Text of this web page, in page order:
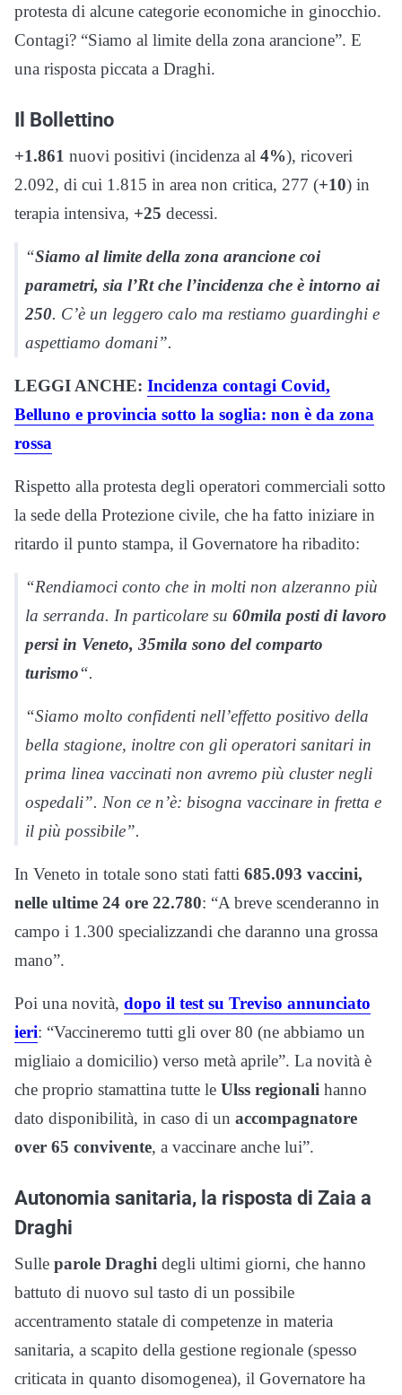
protesta di alcune categorie economiche in ginocchio.
Contagi? “Siamo al limite della zona arancione”. E
una risposta piccata a Draghi.
Il Bollettino
+1.861 nuovi positivi (incidenza al 4%), ricoveri
2.092, di cui 1.815 in area non critica, 277 (+10) in
terapia intensiva, +25 decessi.
“Siamo al limite della zona arancione coi
parametri, sia l’Rt che l’incidenza che è intorno ai
250. C’è un leggero calo ma restiamo guardinghi e
aspettiamo domani”.
LEGGI ANCHE: Incidenza contagi Covid,
Belluno e provincia sotto la soglia: non è da zona
rossa
Rispetto alla protesta degli operatori commerciali sotto
la sede della Protezione civile, che ha fatto iniziare in
ritardo il punto stampa, il Governatore ha ribadito:
“Rendiamoci conto che in molti non alzeranno più
la serranda. In particolare su 60mila posti di lavoro
persi in Veneto, 35mila sono del comparto
turismo“.
“Siamo molto confidenti nell’effetto positivo della
bella stagione, inoltre con gli operatori sanitari in
prima linea vaccinati non avremo più cluster negli
ospedali”. Non ce n’è: bisogna vaccinare in fretta e
il più possibile”.
In Veneto in totale sono stati fatti 685.093 vaccini,
nelle ultime 24 ore 22.780: “A breve scenderanno in
campo i 1.300 specializzandi che daranno una grossa
mano”.
Poi una novità, dopo il test su Treviso annunciato
ieri: “Vaccineremo tutti gli over 80 (ne abbiamo un
migliaio a domicilio) verso metà aprile”. La novità è
che proprio stamattina tutte le Ulss regionali hanno
dato disponibilità, in caso di un accompagnatore
over 65 convivente, a vaccinare anche lui”.
Autonomia sanitaria, la risposta di Zaia a
Draghi
Sulle parole Draghi degli ultimi giorni, che hanno
battuto di nuovo sul tasto di un possibile
accentramento statale di competenze in materia
sanitaria, a scapito della gestione regionale (spesso
criticata in quanto disomogenea), il Governatore ha